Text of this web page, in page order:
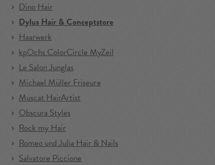
Dino Hair
Dylus Hair & Conceptstore
Haarwerk
kpOchs ColorCircle MyZeil
Le Salon Junglas
Michael Müller Friseure
Muscat HairArtist
Obscura Styles
Rock my Hair
Romeo und Julia Hair & Nails
Salvatore Piccione